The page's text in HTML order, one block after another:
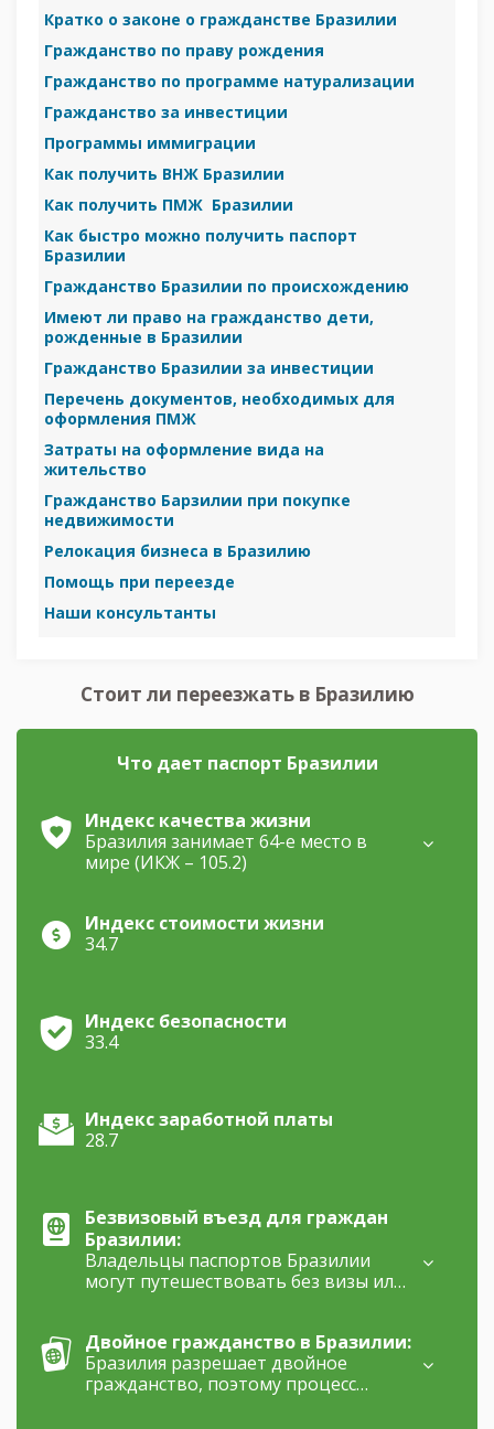
Кратко о законе о гражданстве Бразилии
Гражданство по праву рождения
Гражданство по программе натурализации
Гражданство за инвестиции
Программы иммиграции
Как получить ВНЖ Бразилии
Как получить ПМЖ Бразилии
Как быстро можно получить паспорт
Бразилии
Гражданство Бразилии по происхождению
Имеют ли право на гражданство дети,
рожденные в Бразилии
Гражданство Бразилии за инвестиции
Перечень документов, необходимых для
оформления ПМЖ
Затраты на оформление вида на
жительство
Гражданство Барзилии при покупке
недвижимости
Релокация бизнеса в Бразилию
Помощь при переезде
Наши консультанты
Стоит ли переезжать в Бразилию
Что дает паспорт Бразилии
Индекс качества жизни
Бразилия занимает 64-е место в
мире (ИКЖ – 105.2)
Индекс стоимости жизни
34.7
Индекс безопасности
33.4
Индекс заработной платы
28.7
Безвизовый въезд для граждан
Бразилии:
Владельцы паспортов Бразилии
могут путешествовать без визы или
Двойное гражданство в Бразилии:
Бразилия разрешает двойное
гражданство, поэтому процесс